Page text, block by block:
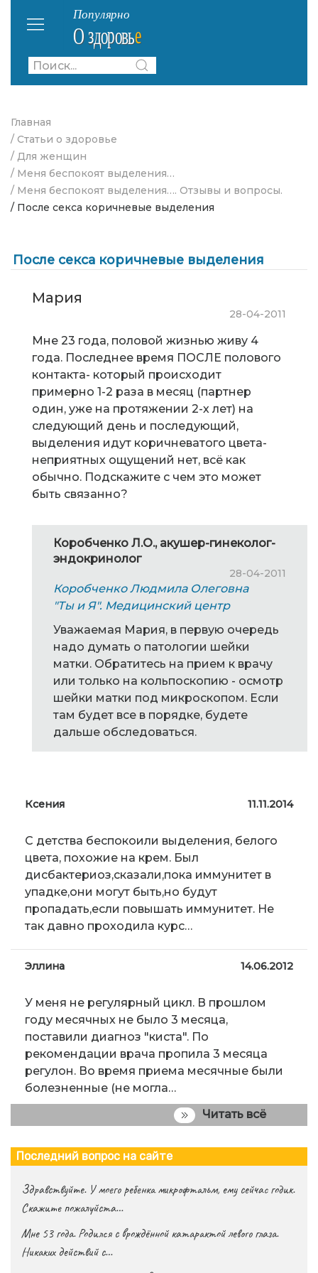
Главная
/ Статьи о здоровье
/ Для женщин
/ Меня беспокоят выделения…
/ Меня беспокоят выделения…. Отзывы и вопросы.
/ После секса коричневые выделения
После секса коричневые выделения
Мария
28-04-2011
Мне 23 года, половой жизнью живу 4
года. Последнее время ПОСЛЕ полового
контакта- который происходит
примерно 1-2 раза в месяц (партнер
один, уже на протяжении 2-х лет) на
следующий день и последующий,
выделения идут коричневатого цвета-
неприятных ощущений нет, всё как
обычно. Подскажите с чем это может
быть связанно?
Коробченко Л.О., акушер-гинеколог-
эндокринолог
28-04-2011
Коробченко Людмила Олеговна
"Ты и Я". Медицинский центр
Уважаемая Мария, в первую очередь
надо думать о патологии шейки
матки. Обратитесь на прием к врачу
или только на кольпоскопию - осмотр
шейки матки под микроскопом. Если
там будет все в порядке, будете
дальше обследоваться.
Ксения 11.11.2014
С детства беспокоили выделения, белого
цвета, похожие на крем. Был
дисбактериоз,сказали,пока иммунитет в
упадке,они могут быть,но будут
пропадать,если повышать иммунитет. Не
так давно проходила курс…
Эллина 14.06.2012
У меня не регулярный цикл. В прошлом
году месячных не было 3 месяца,
поставили диагноз "киста". По
рекомендации врача пропила 3 месяца
регулон. Во время приема месячные были
болезненные (не могла…
Читать всё
Последний вопрос на сайте
Здравствуйте. У моего ребенка микрофтальм, ему сейчас годик.
Скажите пожалуйста…
Мне 53 года. Родился с врождённой катарактой левого глаза.
Никаких действий с…